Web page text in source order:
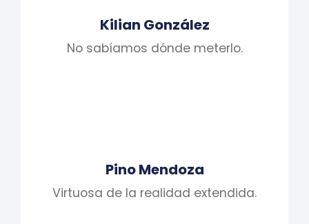
Kilian González
No sabíamos dónde meterlo.
Pino Mendoza
Virtuosa de la realidad extendida.